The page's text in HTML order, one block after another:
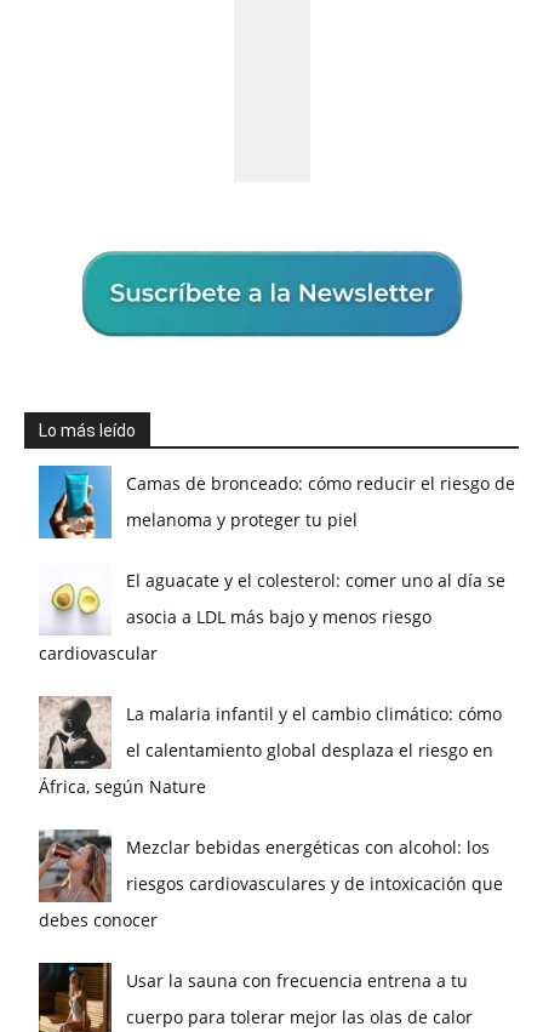
Lo más leído
Camas de bronceado: cómo reducir el riesgo de
melanoma y proteger tu piel
El aguacate y el colesterol: comer uno al día se
asocia a LDL más bajo y menos riesgo
cardiovascular
La malaria infantil y el cambio climático: cómo
el calentamiento global desplaza el riesgo en
África, según Nature
Mezclar bebidas energéticas con alcohol: los
riesgos cardiovasculares y de intoxicación que
debes conocer
Usar la sauna con frecuencia entrena a tu
cuerpo para tolerar mejor las olas de calor